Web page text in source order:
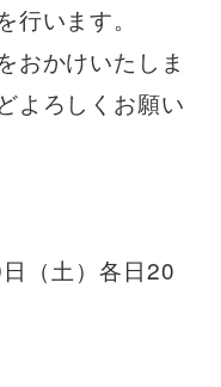
行情報
います。
おかけいたしま
よろしくお願い
（土）各日20